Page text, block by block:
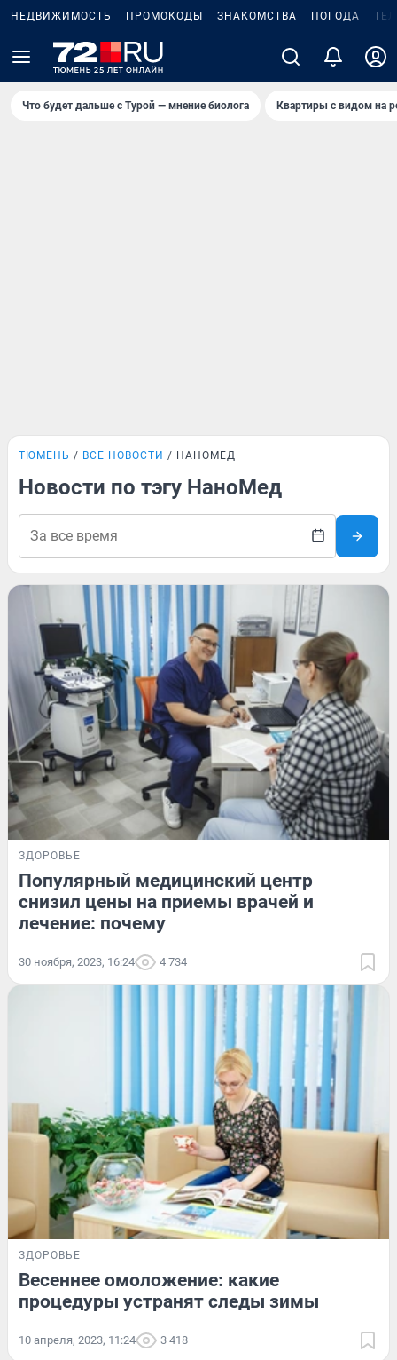
НЕДВИЖИМОСТЬ ПРОМОКОДЫ ЗНАКОМСТВА ПОГОДА
Что будет дальше с Турой — мнение биолога Квартиры с видом на
ТЮМЕНЬ ВСЕ НОВОСТИ НАНОМЕД
Новости по тэгу НаноМед
ЗДОРОВЬЕ
Популярный медицинский центр
снизил цены на приемы врачей и
лечение: почему
30 ноября, 2023, 16:24 4 734
ЗДОРОВЬЕ
Весеннее омоложение: какие
процедуры устранят следы зимы
10 апреля, 2023, 11:24 3 418